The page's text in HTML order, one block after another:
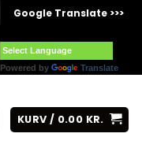
Google Translate >>>
Powered by Translate
KURV / 0.00 KR.